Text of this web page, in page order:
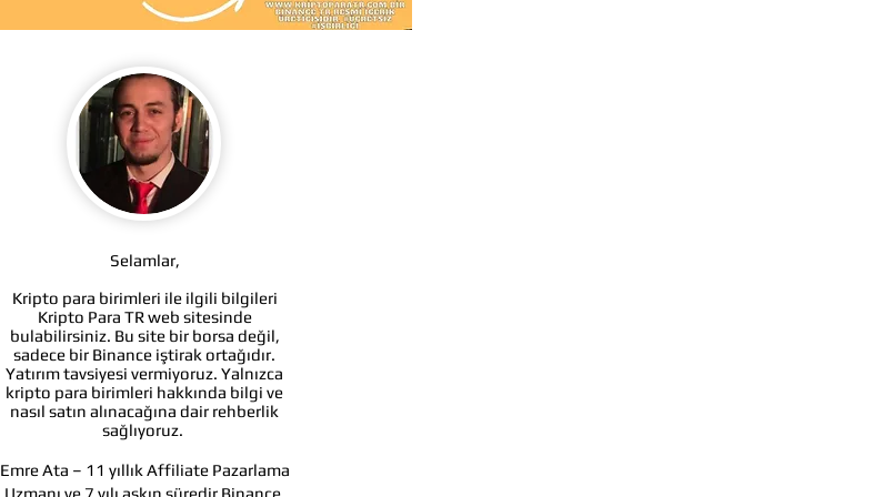
Selamlar,
Kripto para birimleri ile ilgili bilgileri
Kripto Para TR web sitesinde
bulabilirsiniz. Bu site bir borsa değil,
sadece bir Binance iştirak ortağıdır.
Yatırım tavsiyesi vermiyoruz. Yalnızca
kripto para birimleri hakkında bilgi ve
nasıl satın alınacağına dair rehberlik
sağlıyoruz.
Emre Ata – 11 yıllık Affiliate Pazarlama
Uzmanı ve 7 yılı aşkın süredir Binance,